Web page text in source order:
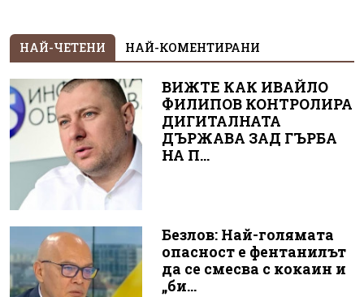
НАЙ-ЧЕТЕНИ НАЙ-КОМЕНТИРАНИ
ВИЖТЕ КАК ИВАЙЛО
ФИЛИПОВ КОНТРОЛИРА
ДИГИТАЛНАТА
ДЪРЖАВА ЗАД ГЪРБА
НА П...
Безлов: Най-голямата
опасност е фентанилът
да се смесва с кокаин и
„би...